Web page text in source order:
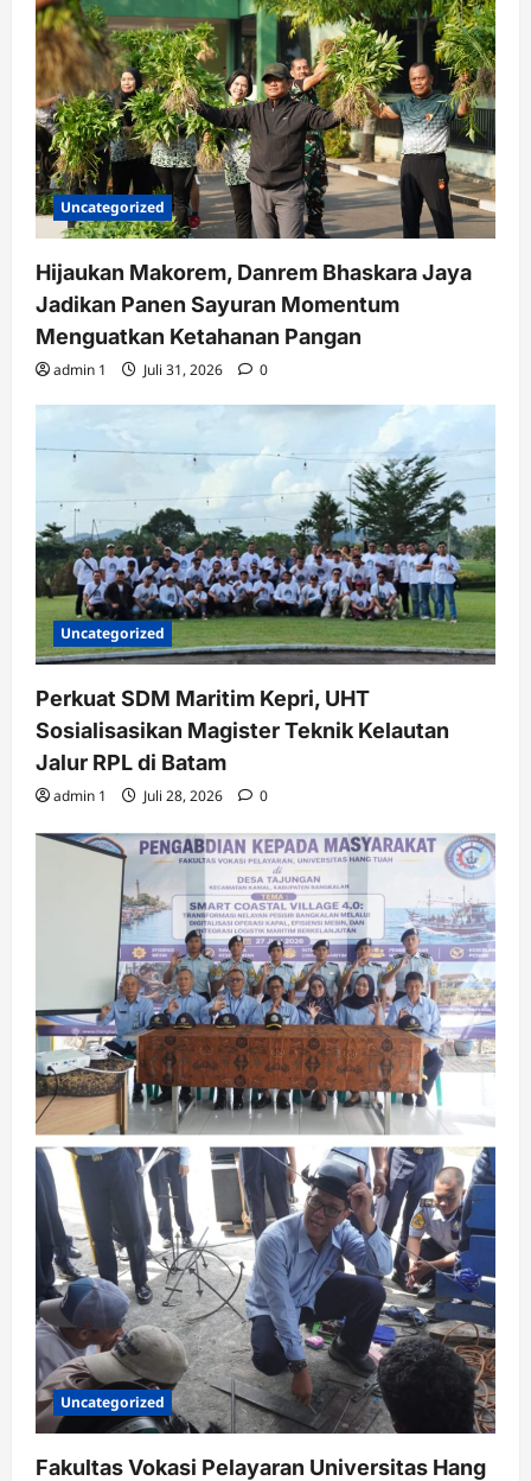
Uncategorized
Hijaukan Makorem, Danrem Bhaskara Jaya
Jadikan Panen Sayuran Momentum
Menguatkan Ketahanan Pangan
admin 1 Juli 31, 2026 0
Uncategorized
Perkuat SDM Maritim Kepri, UHT
Sosialisasikan Magister Teknik Kelautan
Jalur RPL di Batam
admin 1 Juli 28, 2026 0
Uncategorized
Fakultas Vokasi Pelayaran Universitas Hang